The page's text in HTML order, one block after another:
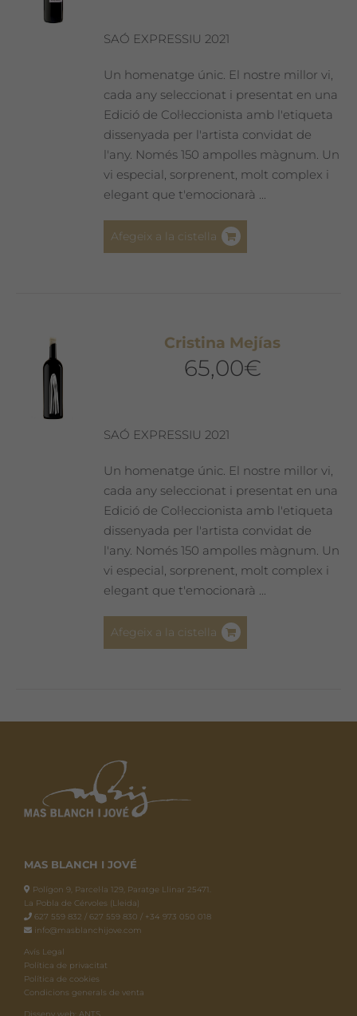
SAÓ EXPRESSIU 2021
Un homenatge únic. El nostre millor vi,
cada any seleccionat i presentat en una
Edició de Col·leccionista amb l'etiqueta
dissenyada per l'artista convidat de
l'any. Només 150 ampolles màgnum. Un
vi especial, sorprenent, molt complex i
elegant que t'emocionarà ...
Afegeix a la cistella
Cristina Mejías
65,00€
SAÓ EXPRESSIU 2021
Un homenatge únic. El nostre millor vi,
cada any seleccionat i presentat en una
Edició de Col·leccionista amb l'etiqueta
dissenyada per l'artista convidat de
l'any. Només 150 ampolles màgnum. Un
vi especial, sorprenent, molt complex i
elegant que t'emocionarà ...
Afegeix a la cistella
MAS BLANCH I JOVÉ
Polígon 9, Parcel·la 129, Paratge Llinar 25471.
La Pobla de Cérvoles (Lleida)
627 559 832 / 627 559 830 / +34 973 050 018
info@masblanchijove.com
Avís Legal
Política de privacitat
Política de cookies
Condicions generals de venta